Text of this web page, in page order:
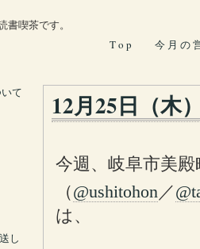
喫茶です。
T o p
今 月 の
12月25日（木
今週、岐阜市美殿
（@ushitohon／
は、
て
し